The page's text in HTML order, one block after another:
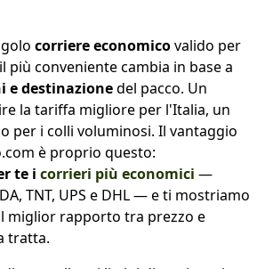
corriere economicovalido per
più conveniente cambia in base a
e destinazionedel pacco. Un
la tariffa migliore per l'Italia, un
per i colli voluminosi. Il vantaggio
è proprio questo:
te i corrieri più economici —
TNT, UPS e DHL — e ti mostriamo
miglior rapporto tra prezzo e
tratta.